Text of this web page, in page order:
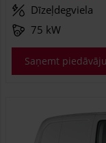
Dīzeļdegviela
75 kW
Saņemt